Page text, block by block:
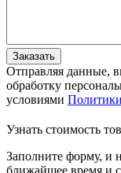
Заказать
Отправляя данные,
обработку
условиями
Узнать стоимость
Заполните форму, и